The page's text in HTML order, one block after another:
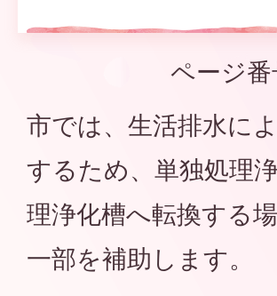
ページ番
市では、生活排水に
するため、単独処理
理浄化槽へ転換する
一部を補助します。